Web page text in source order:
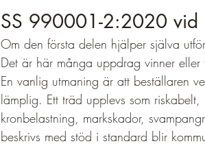
SS 990001-2:2020 vid
Om den första delen hjälper själva
Det är här många uppdrag vinner
En vanlig utmaning är att beställaren
lämplig. Ett träd upplevs som
kronbelastning, markskador,
beskrivs med stöd i standard blir